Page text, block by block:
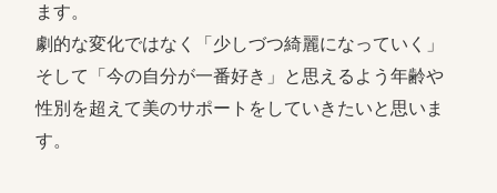
ます。
劇的な変化ではなく「少しづつ綺麗になっていく」
そして「今の自分が一番好き」と思えるよう年齢や
性別を超えて美のサポートをしていきたいと思いま
す。